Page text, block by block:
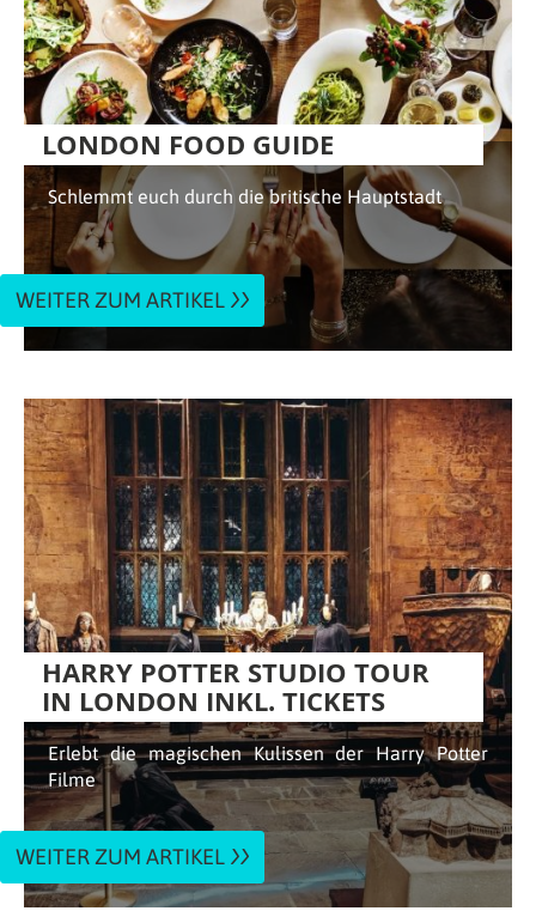
LONDON FOOD GUIDE
Schlemmt euch durch die britische Hauptstadt
WEITER ZUM ARTIKEL
HARRY POTTER STUDIO TOUR
IN LONDON INKL. TICKETS
Erlebt die magischen Kulissen der Harry Potter
Filme
WEITER ZUM ARTIKEL